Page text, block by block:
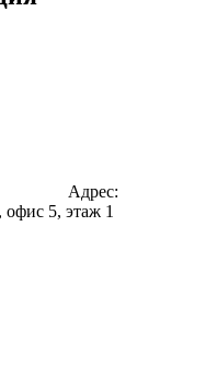
Адрес:
5, этаж 1